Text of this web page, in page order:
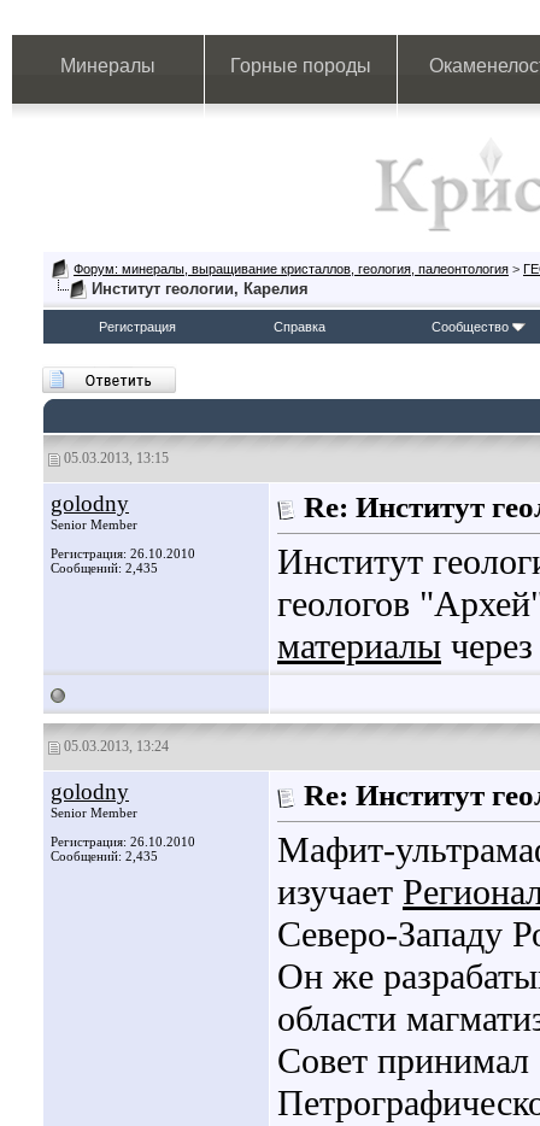
Минералы Горные породы
Форум: минералы, выращивание кристаллов, геология, палеонтология >
Институт геологии, Карелия
Регистрация Справка Сообщество
05.03.2013, 13:15
golodny
Senior Member
Регистрация: 26.10.2010
Сообщений: 2,435
Re: Институт
Институт
геологов
материалы
05.03.2013, 13:24
golodny
Senior Member
Регистрация: 26.10.2010
Сообщений: 2,435
Re: Институт
Мафит-
изучает
Северо-Западу
Он же
области
Совет принимал